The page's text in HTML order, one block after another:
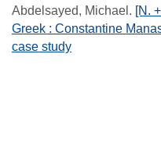
Abdelsayed, Michael . [N.
Greek : Constantine
case study